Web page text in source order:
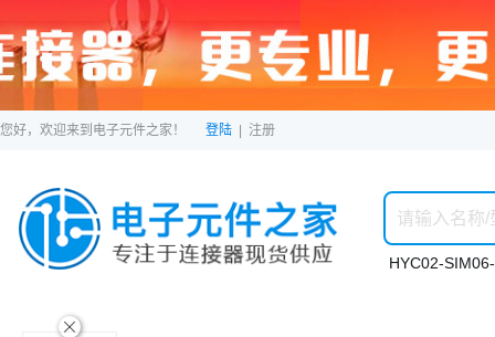
您好，欢迎来到电子元件之家！ 登陆 注册
HYC02-
ဆ